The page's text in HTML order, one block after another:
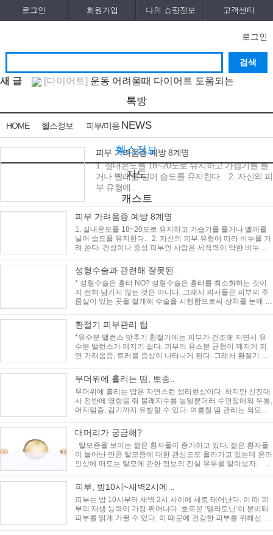
로그인 회원가입 나의 쇼핑정보 고객센터
로그인
새 글 [다이어트] 운동 어려울때 다이어트 도움되는
컬럼비아, 자연 분해되는 ‘지구의 ..
22][패션/유행] ITZY 류진, 동해안 산불 피해 성금
5..[04-12]
[보도자료/칼럼] GS25, 워너브라더스와 배트맨콜라
·..[04-05]
[건강] 봄철 자살률 증가, 10대 청소년이 위..
[건강] 향긋한 봄내음 가득 제철나물, 효능..[03-29]
봄에 심해지는 알레르기 비염 예방수..[03-
[보도자료/칼럼] 오뚜기, 브랜드 경험 공간 ‘오키친
..[03-28]
[보도자료/칼럼]
[05-24]무조건 탄수화물 끊기? 당류부터 줄..[05-19]
톡방
NEWS
헬스정보
지도
캐스트
HOME 헬스정보 피부/미용
피부 가려움증 예방 8계명
1. 실내온도를 18~20도로 유지하고 가습기를 틀
거나 빨래를 널어 습도를 유지한다. 2. 자신의 피
부 유형에..
글쓰기
피부 가려움증 예방 8계명
1. 실내온도를 18~20도로 유지하고 가습기를 틀거나 빨래를
널어 습도를 유지한다. 2. 자신의 피부 유형에 따라 비누를 가
려 쓴다. 건성이나 중성 피부인 사람은 세척력이 약한 비누를
성형수술과 관련해 잘못된..
* 성형수술은 흉터 NO? 성형수술은 흉터를 최소화하는 것이
지 전혀 남기지 않는 것은 아니다. 그래서 의사들은 피부의 주
름살이 있는 곳을 절개해 수술을 시행함으로써 상처를 눈에 띄
환절기 피부관리 팁
*유수분 밸런스 맞추기 환절기에는 피부가 건조해 지면서 유
수분 밸런스가 깨지기 쉽다. 피부의 유스분 균형이 깨지게 되
면 가려움증, 트러블 증상이 나타나게 된다. 그래서 환절기 피
무더위에 흘리는 땀, 뽀송..
무더위에 흘리는 땀은 자연스런 생리현상이다. 하지만 신진대
사 전반에 영향을 줘 불쾌지수를 높일뿐더러 수면장애와 두통,
어지럼증, 감기까지 유발할 수 있다. 여름철 땀 관리는 외모적
대머리가 궁금해?
이 늘어난 만큼 탈모증에 대한 관심도도 올라가고 있는데 온라
인상에 떠도는 탈모에 관한 정보의 진실 유무를 알아보자. ..
피부, 밤10시~새벽2시에 ..
피부는 밤 10시부터 새벽 2시 사이에 새로 태어난다. 이 때 피
부의 재생 능력이 가장 뛰어나다. 호르몬 ‘멜라토닌’이 분비돼
피부를 맑게 가꿀 수 있다. 이 때문에 건강한 피부를 위해선 충